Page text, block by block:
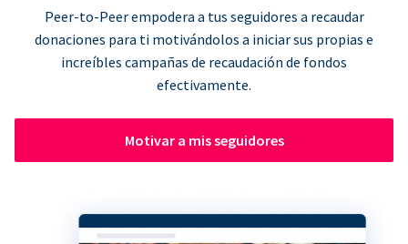
Peer-to-Peer empodera a tus seguidores a recaudar
donaciones para ti motivándolos a iniciar sus propias e
increíbles campañas de recaudación de fondos
efectivamente.
Motivar a mis seguidores